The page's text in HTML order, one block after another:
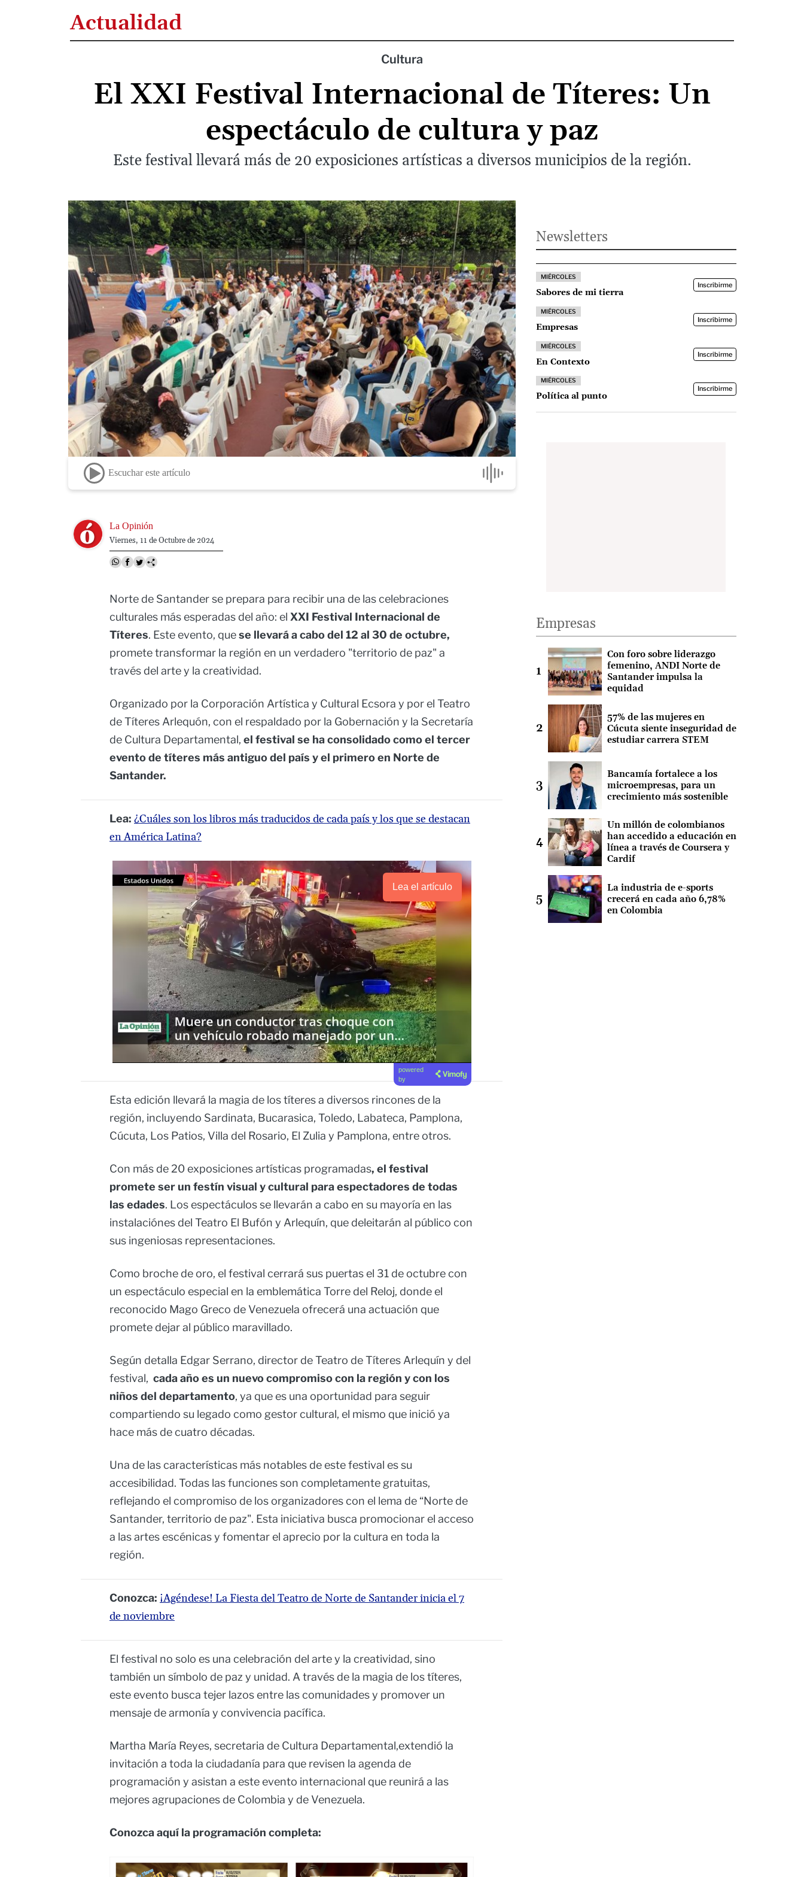
Actualidad
Cultura
El XXI Festival Internacional de Títeres: Un
espectáculo de cultura y paz
Este festival llevará más de 20 exposiciones artísticas a diversos municipios de la región.
Escuchar este artículo
Image La Opinión
Viernes, 11 de Octubre de 2024
Norte de Santander se prepara para recibir una de las celebraciones
culturales más esperadas del año: el XXI Festival Internacional de
Títeres. Este evento, quese llevará a cabo del 12 al 30 de octubre,
promete transformar la región en un verdadero "territorio de paz" a
través del arte y la creatividad.
Organizado por la Corporación Artística y Cultural Ecsora y por el Teatro
de Títeres Arlequón, con el respaldado por la Gobernación y la Secretaría
de Cultura Departamental, el festival se ha consolidado como el tercer
evento de títeres más antiguo del país y el primero en Norte de
Santander.
Lea: ¿Cuáles son los libros más traducidos de cada país y los que se destacan
en América Latina?
Lea el artículo
powered
by
Esta edición llevará la magia de los títeres a diversos rincones de la
región, incluyendo Sardinata, Bucarasica, Toledo, Labateca, Pamplona,
Cúcuta, Los Patios, Villa del Rosario, El Zulia y Pamplona, entre otros.
Con más de 20 exposiciones artísticas programadas, el festival
promete ser un festín visual y cultural para espectadores de todas
las edades. Los espectáculos se llevarán a cabo en su mayoría en las
instalaciónes del Teatro El Bufón y Arlequín, que deleitarán al público con
sus ingeniosas representaciones.
Como broche de oro, el festival cerrará sus puertas el 31 de octubre con
un espectáculo especial en la emblemática Torre del Reloj, donde el
reconocido Mago Greco de Venezuela ofrecerá una actuación que
promete dejar al público maravillado.
Según detalla Edgar Serrano, director de Teatro de Títeres Arlequín y del
festival, cada año es un nuevo compromiso con la región y con los
niños del departamento, ya que es una oportunidad para seguir
compartiendo su legado como gestor cultural, el mismo que inició ya
hace más de cuatro décadas.
Una de las características más notables de este festival es su
accesibilidad. Todas las funciones son completamente gratuitas,
reflejando el compromiso de los organizadores con el lema de “Norte de
Santander, territorio de paz". Esta iniciativa busca promocionar el acceso
a las artes escénicas y fomentar el aprecio por la cultura en toda la
región.
Conozca: ¡Agéndese! La Fiesta del Teatro de Norte de Santander inicia el 7
de noviembre
El festival no solo es una celebración del arte y la creatividad, sino
también un símbolo de paz y unidad. A través de la magia de los títeres,
este evento busca tejer lazos entre las comunidades y promover un
mensaje de armonía y convivencia pacífica.
Martha María Reyes, secretaria de Cultura Departamental,extendió la
invitación a toda la ciudadanía para que revisen la agenda de
programación y asistan a este evento internacional que reunirá a las
mejores agrupaciones de Colombia y de Venezuela.
Conozca aquí la programación completa:
Newsletters
MIÉRCOLES
Sabores de mi tierra
Inscribirme
MIÉRCOLES
Empresas
Inscribirme
MIÉRCOLES
En Contexto
Inscribirme
MIÉRCOLES
Política al punto
Inscribirme
Empresas
Con foro sobre liderazgo
femenino, ANDI Norte de
Santander impulsa la
equidad
57% de las mujeres en
Cúcuta siente inseguridad de
estudiar carrera STEM
Bancamía fortalece a los
microempresas, para un
crecimiento más sostenible
Un millón de colombianos
han accedido a educación en
línea a través de Coursera y
Cardif
La industria de e-sports
crecerá en cada año 6,78%
en Colombia